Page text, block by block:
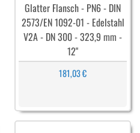
Glatter Flansch - PN6 - DIN
2573/EN 1092-01 - Edelstahl
V2A - DN 300 - 323,9 mm -
12"
181,03 €